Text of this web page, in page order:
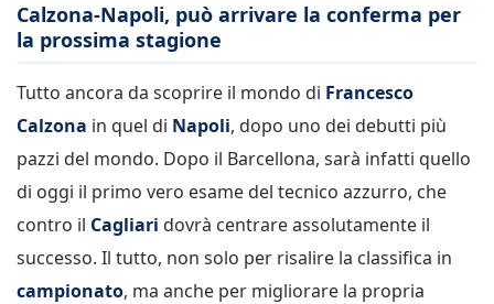
Calzona-Napoli, può arrivare la conferma per
la prossima stagione
Tutto ancora da scoprire il mondo di Francesco
Calzona in quel di Napoli, dopo uno dei debutti più
pazzi del mondo. Dopo il Barcellona, sarà infatti quello
di oggi il primo vero esame del tecnico azzurro, che
contro il Cagliari dovrà centrare assolutamente il
successo. Il tutto, non solo per risalire la classifica in
campionato, ma anche per migliorare la propria